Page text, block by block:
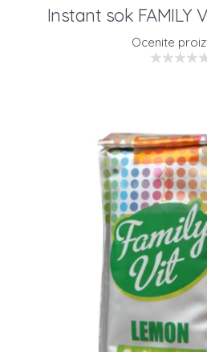
Instant sok FAMILY
Ocenite